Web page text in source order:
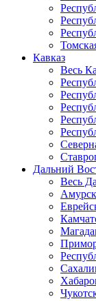
Кавказ
Весь
Дальний
Весь